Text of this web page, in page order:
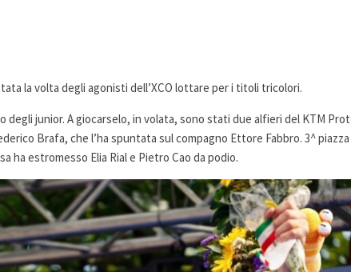
la volta degli agonisti dell’XCO lottare per i titoli tricolori.
junior. A giocarselo, in volata, sono stati due alfieri del KTM
Brafa, che l’ha spuntata sul compagno Ettore Fabbro. 3^ piazza
ha estromesso Elia Rial e Pietro Cao da podio.